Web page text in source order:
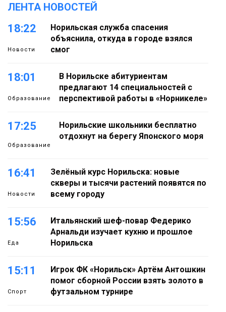
ЛЕНТА НОВОСТЕЙ
18:22
Новости
Норильская служба спасения
объяснила, откуда в городе взялся
смог
18:01
Образование
В Норильске абитуриентам
предлагают 14 специальностей с
перспективой работы в «Норникеле»
17:25
Образование
Норильские школьники бесплатно
отдохнут на берегу Японского моря
16:41
Новости
Зелёный курс Норильска: новые
скверы и тысячи растений появятся по
всему городу
15:56
Еда
Итальянский шеф-повар Федерико
Арнальди изучает кухню и прошлое
Норильска
15:11
Спорт
Игрок ФК «Норильск» Артём Антошкин
помог сборной России взять золото в
футзальном турнире